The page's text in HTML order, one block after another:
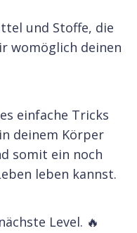
und Stoffe, die
womöglich deinen
einfache Tricks
deinem Körper
somit ein noch
leben kannst.
Level. 🔥